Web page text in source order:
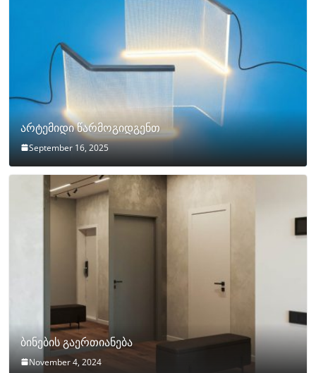
არტემიდი წარმოგიდგენთ
September 16, 2025
ბინების გაერთიანება
November 4, 2024